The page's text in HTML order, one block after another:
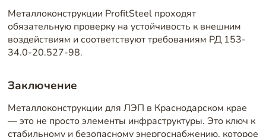
Металлоконструкции ProfitSteel проходят
обязательную проверку на устойчивость к внешним
воздействиям и соответствуют требованиям РД 153-
34.0-20.527-98.
Заключение
Металлоконструкции для ЛЭП в Краснодарском крае
— это не просто элементы инфраструктуры. Это ключ к
стабильному и безопасному энергоснабжению, которое